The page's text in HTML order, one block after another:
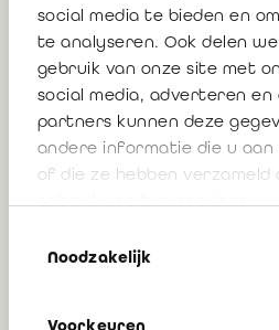
social media te bieden en
te analyseren. Ook delen
gebruik van onze site met
social media, adverteren en
partners kunnen deze
andere informatie die u
of die ze hebben verzameld
Noodzakelijk
Voorkeuren
Nouvelle procédure de
portail IRE:
multifacteur (MFA) à
2026